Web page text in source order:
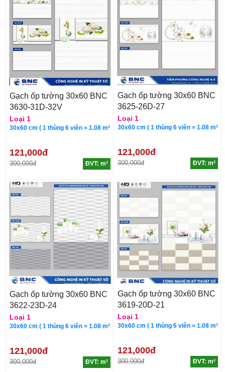
Gạch ốp tường 30x60 BNC
3630-31D-32V
Loại 1
30x60 cm ( 1 thùng 6 viên = 1.08 m²
121,000đ
300,000đ ĐVT: m²
Gạch ốp tường 30x60 BNC
3625-26D-27
Loại 1
30x60 cm ( 1 thùng 6 viên = 1.08 m²
121,000đ
300,000đ ĐVT: m²
Gạch ốp tường 30x60 BNC
3622-23D-24
Loại 1
30x60 cm ( 1 thùng 6 viên = 1.08 m²
121,000đ
300,000đ ĐVT: m²
Gạch ốp tường 30x60 BNC
3619-20D-21
Loại 1
30x60 cm ( 1 thùng 6 viên = 1.08 m²
121,000đ
300,000đ ĐVT: m²